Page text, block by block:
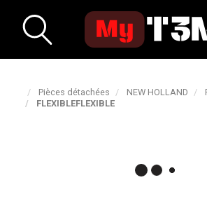
Pièces détachées NEW HOLLAND
FLEXIBLEFLEXIBLE